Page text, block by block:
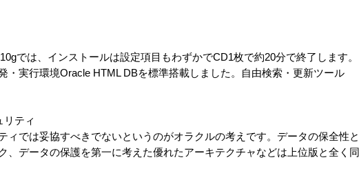
では、インストールは設定項目もわずかでCD1枚で約20分で終了します。
・実行環境Oracle HTML DBを標準搭載しました。自由検索・更新ツール
ティ
ィでは妥協すべきでないというのがオラクルの考えです。データの保全性と
、データの保護を第一に考えた優れたアーキテクチャなどは上位版と全く同